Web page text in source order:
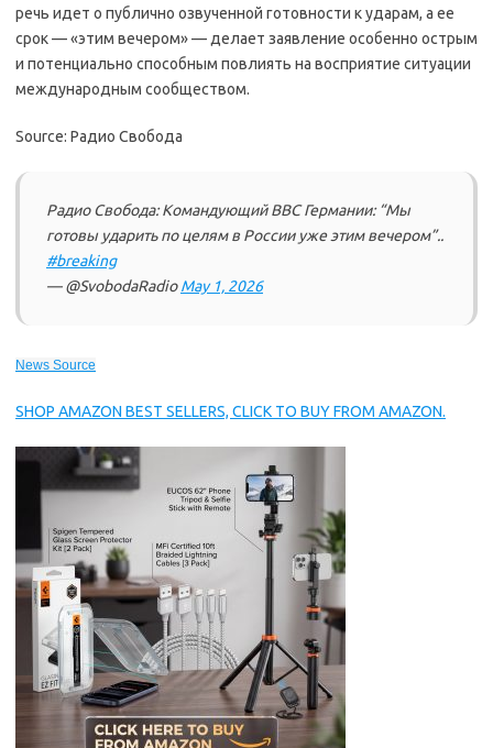
речь идет о публично озвученной готовности к ударам, а ее
срок — «этим вечером» — делает заявление особенно острым
и потенциально способным повлиять на восприятие ситуации
международным сообществом.
Source: Радио Свобода
Радио Свобода: Командующий ВВС Германии: “Мы
готовы ударить по целям в России уже этим вечером”..
#breaking
— @SvobodaRadioMay 1, 2026
News Source
SHOP AMAZON BEST SELLERS, CLICK TO BUY FROM AMAZON.